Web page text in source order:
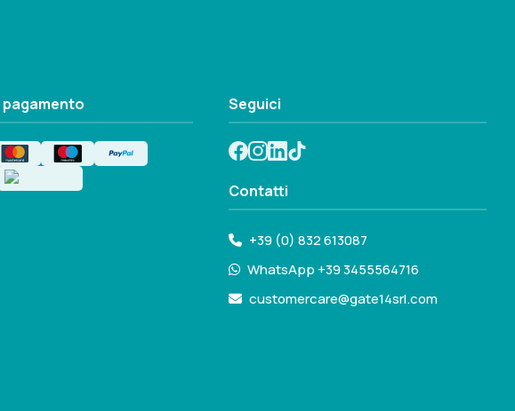
Seguici
Contatti
+39 (0) 832 613087
WhatsApp +39 3455564716
customercare@gate14srl.com